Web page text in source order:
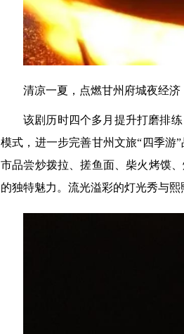
清凉一夏，点燃甘州府城夜经济
该剧历时四个多月提升打磨排
模式，进一步完善甘州文旅“四季游
市品尝炒拨拉、搓鱼面、柴火烤馍
的独特魅力。流光溢彩的灯光秀与